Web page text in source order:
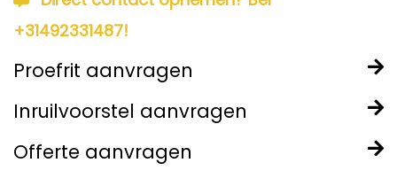
+31492331487!
Proefrit aanvragen
Inruilvoorstel aanvragen
Offerte aanvragen